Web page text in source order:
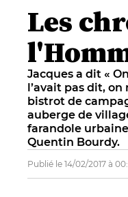
Les
Jacques a dit «
l’avait pas dit,
bistrot de
auberge de
farandole
Quentin Bourdy.
Publié le 14/02/2017 à